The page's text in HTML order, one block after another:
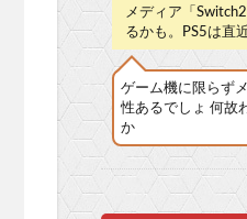
メディア「
るかも。PS5は直
ゲーム機に限らず
性あるでしょ 何故
か